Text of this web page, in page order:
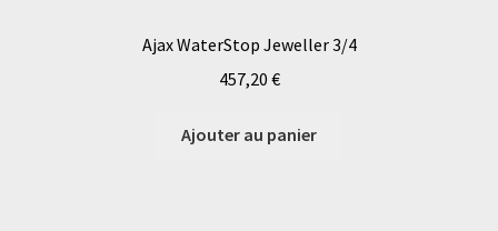
Ajax WaterStop Jeweller 3/4
457,20 €
Ajouter au panier